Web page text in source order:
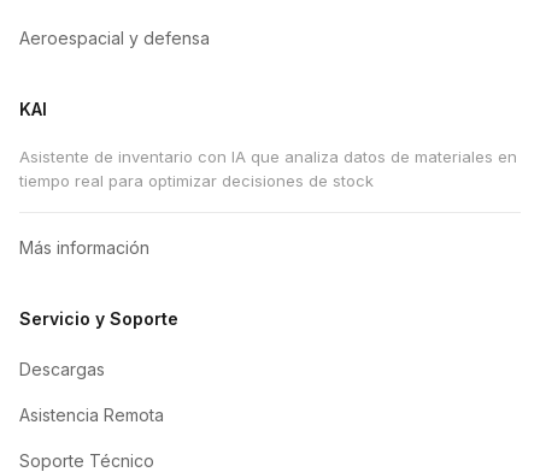
Aeroespacial y defensa
KAI
Asistente de inventario con IA que analiza datos de materiales en
tiempo real para optimizar decisiones de stock
Más información
Servicio y Soporte
Descargas
Asistencia Remota
Soporte Técnico